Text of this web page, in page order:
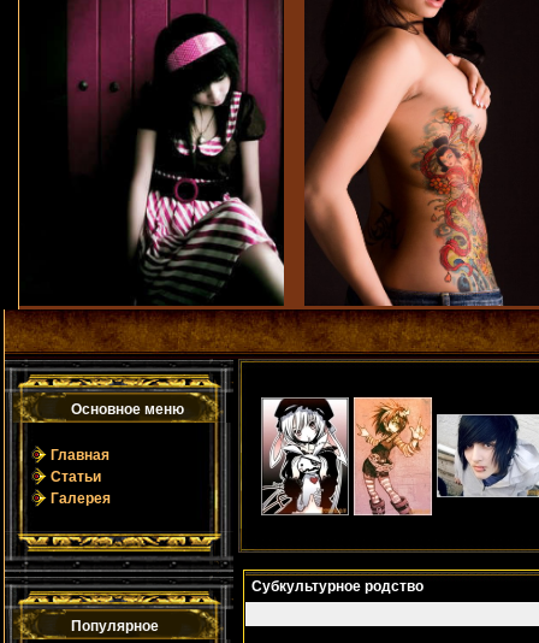
Основное мeню
Главная
Статьи
Галерея
Популярное
Субкультурное родство